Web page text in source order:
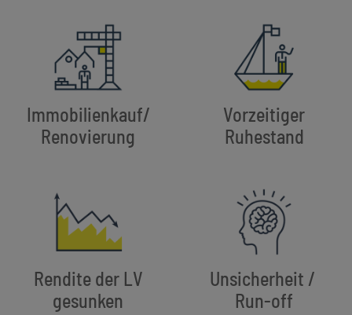
Immobilienkauf/
Renovierung
Vorzeitiger
Ruhestand
Rendite der LV
gesunken
Unsicherheit /
Run-off